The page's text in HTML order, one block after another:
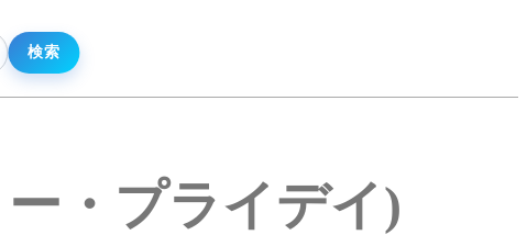
・プライデイ)